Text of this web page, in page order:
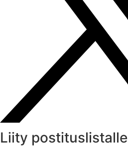
Liity postituslistalle